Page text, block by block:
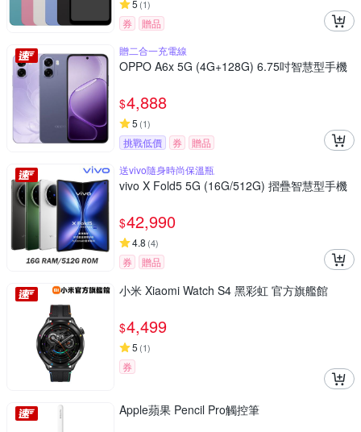
5 (1)
券
贈品
贈二合一充電線
OPPO A6x 5G (4G+128G) 6.75吋智慧型手機
$4,888
5 (1)
挑戰低價 券
贈品
送vivo隨身時尚保溫瓶
vivo X Fold5 5G (16G/512G) 摺疊智慧型手機
$42,990
4.8 (4)
券 贈品
小米 Xiaomi Watch S4 黑彩虹 官方旗艦館
$4,499
5 (1)
券
Apple蘋果 Pencil Pro觸控筆